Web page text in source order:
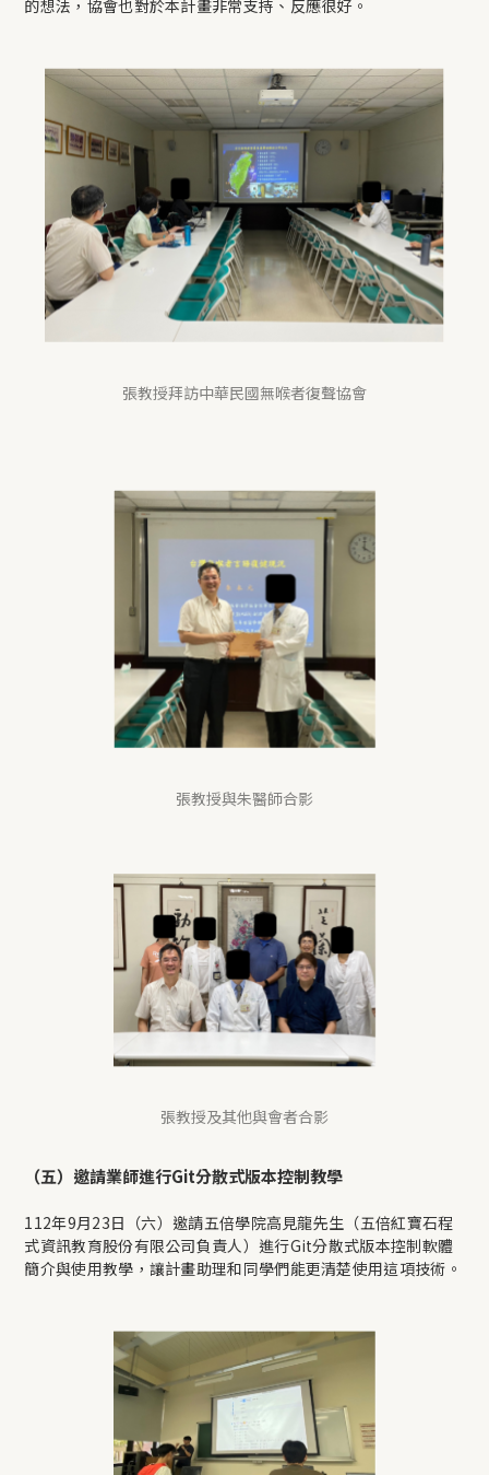
的想法，協會也對於本計畫非常支持、反應很好。
張教授拜訪中華民國無喉者復聲協會
張教授與朱醫師合影
張教授及其他與會者合影
（五）邀請業師進行Git分散式版本控制教學
112年9月23日（六）邀請五倍學院高見龍先生（五倍紅寶石程
式資訊教育股份有限公司負責人）進行Git分散式版本控制軟體
簡介與使用教學，讓計畫助理和同學們能更清楚使用這項技術。